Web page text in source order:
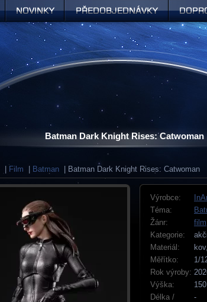
Batman Dark Knight Rises: Catwoman
Film Batman | Batman Dark Knight Rises: Catwoman
Výrobce:
Téma:
Žánr:
film
Kategorie:
Materiál:
Měřítko:
1/
Rok výroby:
Výška:
Délka /
-
Předobjednávky